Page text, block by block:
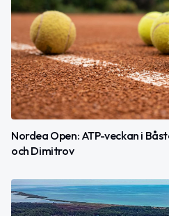
Nordea Open: ATP-veckan i
och Dimitrov